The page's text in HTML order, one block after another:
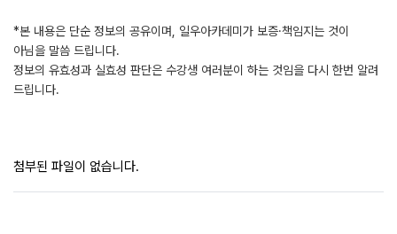
*본 내용은 단순 정보의 공유이며, 일우아카데미가 보증·책임지는 것이
아님을 말씀 드립니다.
정보의 유효성과 실효성 판단은 수강생 여러분이 하는 것임을 다시 한번 알려
드립니다.
첨부된 파일이 없습니다.